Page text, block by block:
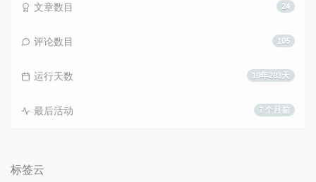
24
文章数目
105
评论数目
10年283天
运行天数
7 个月前
最后活动
标签云